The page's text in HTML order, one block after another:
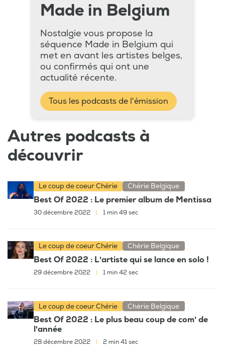
Made in Belgium
Nostalgie vous propose la
séquence Made in Belgium qui
met en avant les artistes belges,
ou confirmés qui ont une
actualité récente.
Tous les podcasts de l'émission
Autres podcasts à
découvrir
Le coup de coeur Chérie Chérie Belgique
Best Of 2022 : Le premier album de Mentissa
30 décembre 2022 1 min 49 sec
Le coup de coeur Chérie Chérie Belgique
Best Of 2022 : L'artiste qui se lance en solo !
29 décembre 2022 1 min 42 sec
Le coup de coeur Chérie Chérie Belgique
Best Of 2022 : Le plus beau coup de com' de
l'année
28 décembre 2022 | 2 min 41 sec